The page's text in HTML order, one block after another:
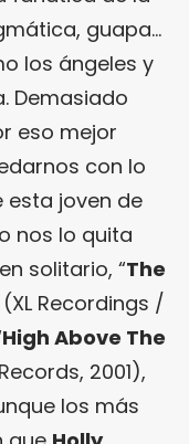
guapa…
los ángeles y
Demasiado
eso mejor
con lo
esta joven de
nos lo quita
solitario, “The
(XL Recordings /
High Above The
2001),
los más